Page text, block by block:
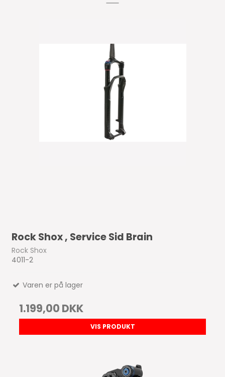
Rock Shox , Service Sid Brain
Rock Shox
4011-2
Varen er på lager
1.199,00 DKK
VIS PRODUKT